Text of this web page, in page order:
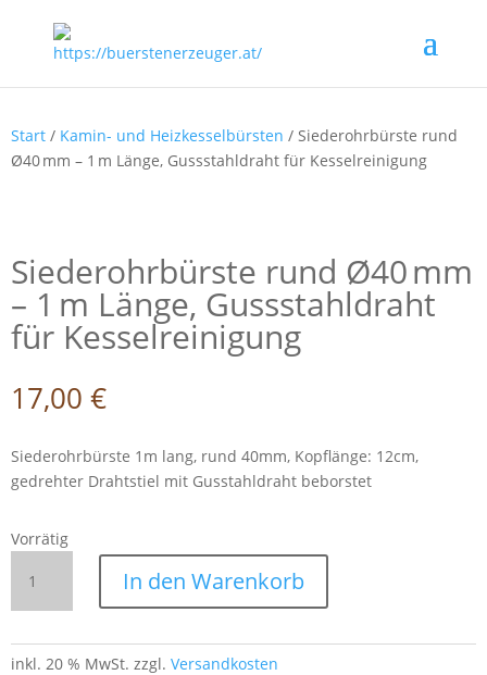
Start / Kamin- und Heizkesselbürsten / Siederohrbürste rund
Ø40 mm – 1 m Länge, Gussstahldraht für Kesselreinigung
Siederohrbürste rund Ø40 mm
– 1 m Länge, Gussstahldraht
für Kesselreinigung
17,00 €
Siederohrbürste 1m lang, rund 40mm, Kopflänge: 12cm,
gedrehter Drahtstiel mit Gusstahldraht beborstet
Vorrätig
Siederohrbürste
rund
Ø40 mm
1 m
In den Warenkorb
inkl. 20 % MwSt. zzgl. Versandkosten